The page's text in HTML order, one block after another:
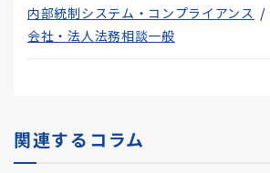
内部統制システム・コンプライアンス
会社・法人法務相談一般
関連するコラム